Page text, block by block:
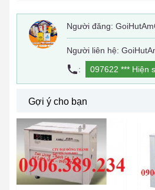
Người đăng:
Người liên hệ:
:
097622 *** Hiện
Gợi ý cho bạn